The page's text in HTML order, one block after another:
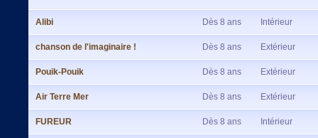
Alibi Dès 8 ans Intérieur
chanson de l'imaginaire ! Dès 8 ans Extérieur
Pouik-Pouik Dès 8 ans Extérieur
Air Terre Mer Dès 8 ans Extérieur
FUREUR Dès 8 ans Intérieur